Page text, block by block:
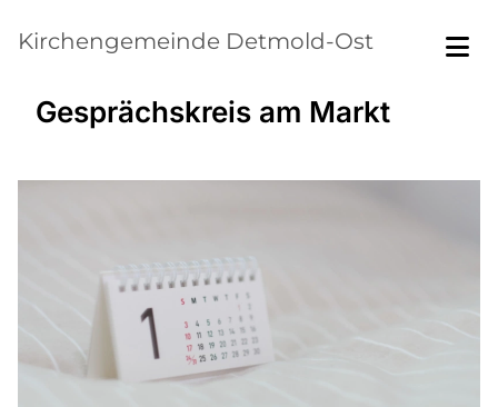
Kirchengemeinde Detmold-Ost
Gesprächskreis am Markt